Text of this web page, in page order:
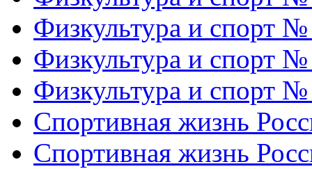
Физкультура и спорт
Физкультура и спорт
Физкультура и спорт
Спортивная жизнь
Спортивная жизнь